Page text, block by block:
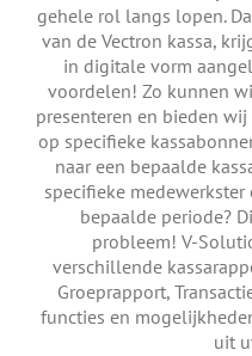
gehele rol langs lopen.
van de Vectron kassa,
in digitale vorm
voordelen! Zo kunnen
presenteren en bieden
op specifieke
naar een bepaalde
specifieke
bepaalde periode?
probleem! V-
verschillende
Groeprapport,
functies en
uit